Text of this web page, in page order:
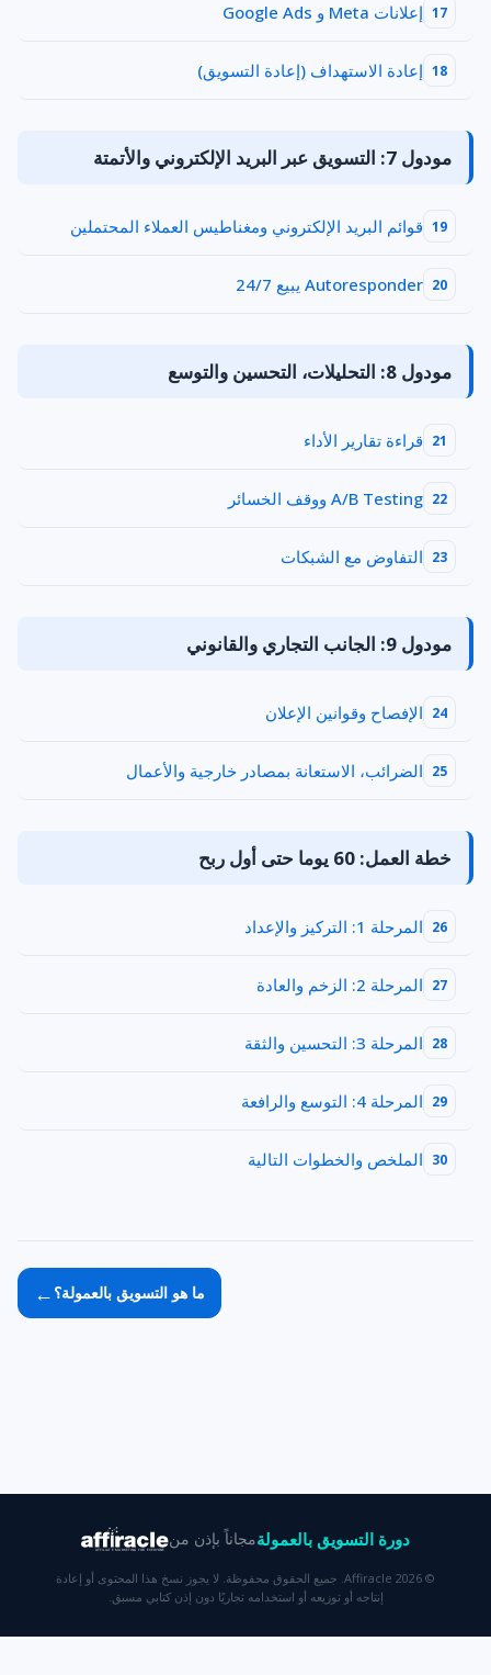
17 إعلانات Meta و Google Ads
18 إعادة الاستهداف (إعادة التسويق)
مودول 7: التسويق عبر البريد الإلكتروني والأتمتة
19 قوائم البريد الإلكتروني ومغناطيس العملاء المحتملين
20 Autoresponder يبيع 24/7
مودول 8: التحليلات، التحسين والتوسع
21 قراءة تقارير الأداء
22 A/B Testing ووقف الخسائر
23 التفاوض مع الشبكات
مودول 9: الجانب التجاري والقانوني
24 الإفصاح وقوانين الإعلان
25 الضرائب، الاستعانة بمصادر خارجية والأعمال
خطة العمل: 60 يوما حتى أول ربح
26 المرحلة 1: التركيز والإعداد
27 المرحلة 2: الزخم والعادة
28 المرحلة 3: التحسين والثقة
29 المرحلة 4: التوسع والرافعة
30 الملخص والخطوات التالية
ما هو التسويق بالعمولة؟ ←
دورة التسويق بالعمولةمجاناً بإذن من
© 2026 Affiracle. جميع الحقوق محفوظة. لا يجوز نسخ هذا المحتوى أو إعادة
إنتاجه أو توزيعه أو استخدامه تجاريًا دون إذن كتابي مسبق.